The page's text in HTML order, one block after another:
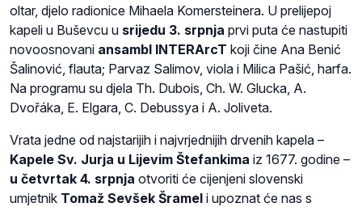
oltar, djelo radionice Mihaela Komersteinera. U prelijepoj
kapeli u Buševcu u srijedu 3. srpnja prvi puta će nastupiti
novoosnovani ansambl INTERArcT koji čine Ana Benić
Šalinović, flauta; Parvaz Salimov, viola i Milica Pašić, harfa.
Na programu su djela Th. Dubois, Ch. W. Glucka, A.
Dvořáka, E. Elgara, C. Debussya i A. Joliveta.
Vrata jedne od najstarijih i najvrjednijih drvenih kapela –
Kapele Sv. Jurja u Lijevim Štefankima iz 1677. godine –
u četvrtak 4. srpnja otvoriti će cijenjeni slovenski
umjetnik Tomaž Sevšek Šramel i upoznat će nas s